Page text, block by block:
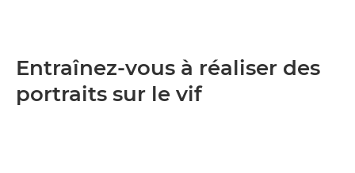
Entraînez-vous à réaliser des
portraits sur le vif